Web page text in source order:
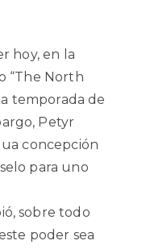
hoy, en la
“The North
temporada de
Petyr
concepción
para uno
sobre todo
poder sea